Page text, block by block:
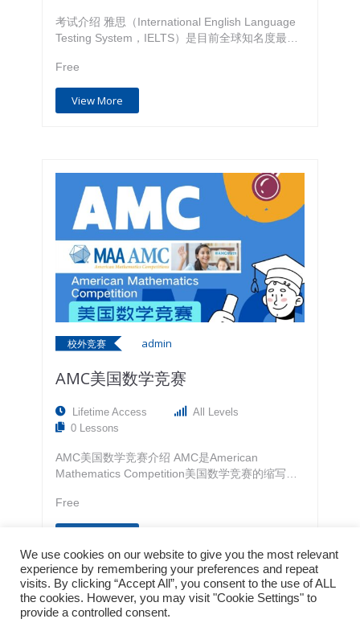
考试介绍 雅思（International English Language
Testing System，IELTS）是目前全球知名度最
思考试分为普通雅思考试、英国签证及移民的雅思
考试(UKVI)， 申请学历类大学即直升大学的雅思
考试是普通雅思，需要申请语言班之类的则参考
UKVI。 雅思考试时间共2小时45分钟，考试包括
Free
View More
校外竞赛 admin
AMC美国数学竞赛
Lifetime Access
All Levels
0 Lessons
AMC美国数学竞赛介绍 AMC是American
Mathematics Competition美国数学竞赛的缩写，
America）于1950年成立。试题由简至难兼具，使
任何程度的学生都能感受到挑战，还可以筛选出特
开发的。 American Mathematics Contest，1999
年前被称为American High School Mathematics
Examination美国中学数学科考试（AHSME），总
部设于美国内布拉斯加大学林肯校区（University
Of…
Free
1
We use cookies on our website to give you the most relevant
experience by remembering your preferences and repeat
visits. By clicking “Accept All”, you consent to the use of ALL
the cookies. However, you may visit "Cookie Settings" to
provide a controlled consent.